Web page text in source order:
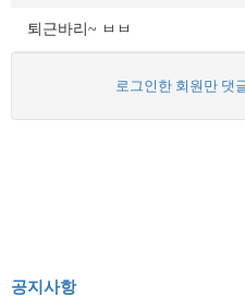
퇴근바리~ ㅂㅂ
로그인한 회원만 댓
공지사항